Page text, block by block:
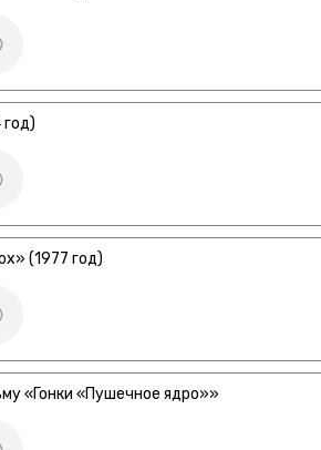
(1977 год)
«Гонки «Пушечное ядро»»